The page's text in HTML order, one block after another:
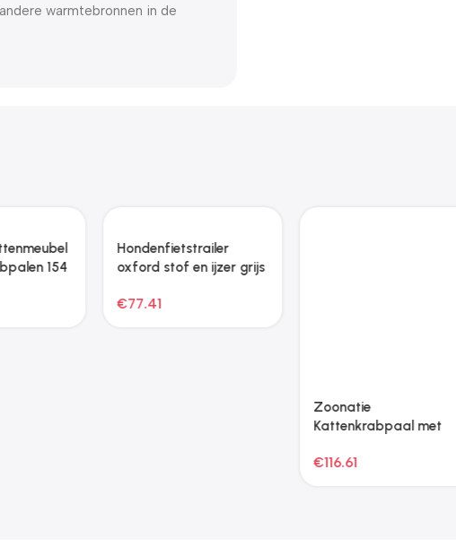
warmtebronnen in de
154
Hondenfietstrailer
oxford stof en ijzer grijs
77.41